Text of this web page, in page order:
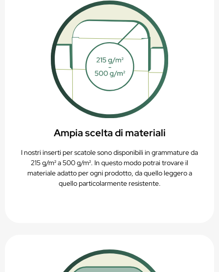
Ampia scelta di materiali
I nostri inserti per scatole sono disponibili in grammature da
215 g/m² a 500 g/m². In questo modo potrai trovare il
materiale adatto per ogni prodotto, da quello leggero a
quello particolarmente resistente.